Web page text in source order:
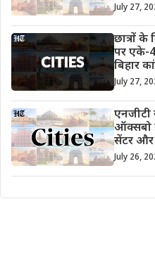
July 27,
छात्रों के
पर एके-
बिहार
July 27,
एनजीटी
ऑक्सबो
सेंटर और
July 26,